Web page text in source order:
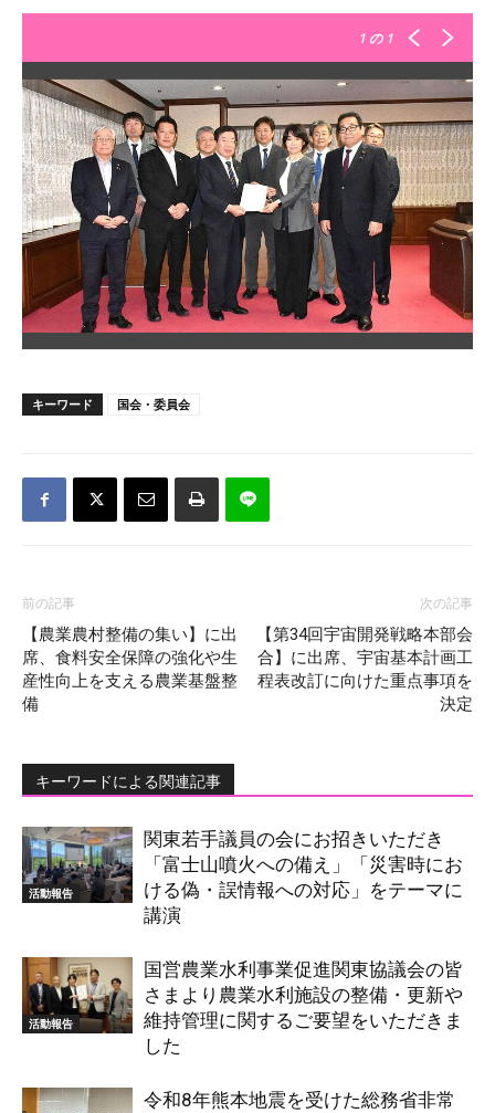
1 の 1
キーワード 国会・委員会
前の記事
【農業農村整備の集い】に出
席、食料安全保障の強化や生
産性向上を支える農業基盤整
備
次の記事
【第34回宇宙開発戦略本部会
合】に出席、宇宙基本計画工
程表改訂に向けた重点事項を
決定
キーワードによる関連記事
活動報告
関東若手議員の会にお招きいただき
「富士山噴火への備え」「災害時にお
ける偽・誤情報への対応」をテーマに
講演
活動報告
国営農業水利事業促進関東協議会の皆
さまより農業水利施設の整備・更新や
維持管理に関するご要望をいただきま
した
令和8年熊本地震を受けた総務省非常